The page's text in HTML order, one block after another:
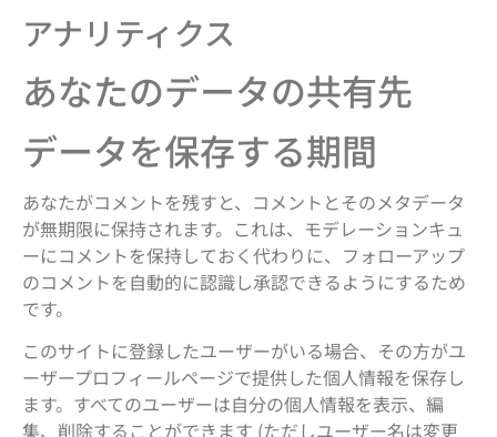
アナリティクス
あなたのデータの共有先
データを保存する期間
あなたがコメントを残すと、コメントとそのメタデータ
が無期限に保持されます。これは、モデレーションキュ
ーにコメントを保持しておく代わりに、フォローアップ
のコメントを自動的に認識し承認できるようにするため
です。
このサイトに登録したユーザーがいる場合、その方がユ
ーザープロフィールページで提供した個人情報を保存し
ます。すべてのユーザーは自分の個人情報を表示、編
集、削除することができます (ただしユーザー名は変更